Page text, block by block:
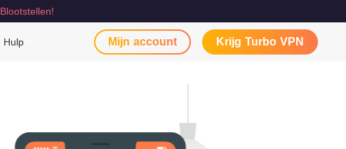
Blootstellen!
Hulp Krijg Turbo VPN
Mijn account